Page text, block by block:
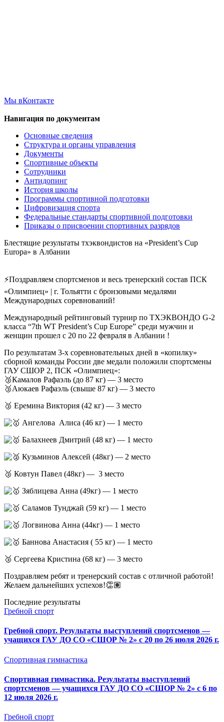
Мы вКонтакте
Навигация по документам
Основные сведения
Структура и органы управления
Документы
Спортивные объекты
Сотрудники
Антидопинг
История школы
Программы спортивной подготовки
Цифровизация спорта
Федеральные стандарты спортивной подготовки
Приказы о присвоении спортивных разрядов
Блестящие результаты тхэквондистов на «President’s Cup
Europa» в Албании
⚡Поздравляем спортсменов и весь тренерский состав ПСК
«Олимпиец» | г. Тольятти с бронзовыми медалями
Международных соревнований!
Международный рейтинговый турнир по ТХЭКВОНДО G-2
класса “7th WT President’s Cup Europe” среди мужчин и
женщин прошел с 20 по 22 февраля в Албании !
По результатам 3-х соревновательных дней в «копилку»
сборной команды России две медали положили спортсмены
ГАУ СШОР 2, ПСК «Олимпиец»:
🥉Камалов Рафаэль (до 87 кг) — 3 место
🥉Аюкаев Рафаэль (свыше 87 кг) — 3 место
🥉 Еремина Виктория (42 кг) — 3 место
Ангелова Алиса (46 кг) — 1 место
Балахнеев Дмитрий (48 кг) — 1 место
Кузьминов Алексей (48кг) — 2 место
🥉 Ковтун Павел (48кг) — 3 место
Зяблицева Анна (49кг) — 1 место
Саламов Тунджай (59 кг) — 1 место
Логвинова Анна (44кг) — 1 место
Баннова Анастасия ( 55 кг) — 1 место
🥉 Сергеева Кристина (68 кг) — 3 место
Поздравляем ребят и тренерский состав с отличной работой!
Желаем дальнейших успехов!👏🏽
Последние результаты
Гребной спорт
Гребной спорт. Результаты выступлений спортсменов —
учащихся ГАУ ДО СО «СШОР № 2» с 20 по 26 июля 2026 г.
Спортивная гимнастика
Спортивная гимнастика. Результаты выступлений
спортсменов — учащихся ГАУ ДО СО «СШОР № 2» с 6 по
12 июля 2026 г.
Гребной спорт